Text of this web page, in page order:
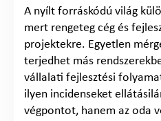
A nyílt forráskódú világ
mert rengeteg cég és
projektekre. Egyetlen
terjedhet más
vállalati fejlesztési
ilyen incidenseket
végpontot, hanem az oda